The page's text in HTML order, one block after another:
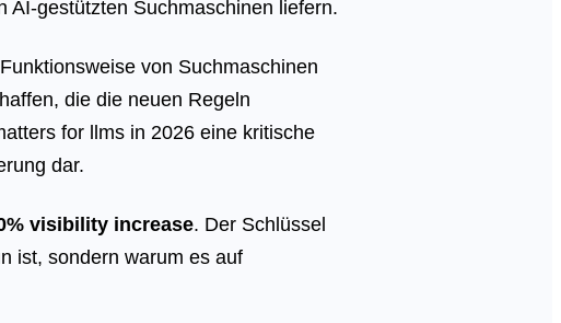
AI-gestützten Suchmaschinen liefern.
von Suchmaschinen
die die neuen Regeln
for llms in 2026 eine kritische
dar.
visibility increase. Der Schlüssel
ist, sondern warum es auf